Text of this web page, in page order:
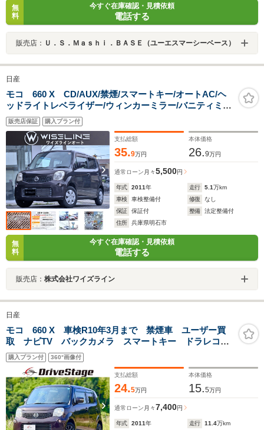
無
料
今すぐ在庫確認・見積依頼
電話する
販売店： Ｕ．Ｓ．Ｍａｓｈｉ．ＢＡＳＥ（ユーエスマーシーベース）
日産
モコ 660 X CD/AUX/禁煙/スマートキー/オートAC/ヘ
ッドライトレベライザー/ウィンカーミラー/バニティミラ
ー/シートリフター/助手席アンダーボックス/ベンチシート
販売店保証 購入プラン付
支払総額
35.9万円
本体価格
26.9万円
通常ローン 月々5,500円
年式 2011年 走行 5.1万km
車検
車検整備付 修復
なし
保証
保証付 整備
法定整備付
住所
兵庫県明石市
無
料
今すぐ在庫確認・見積依頼
電話する
販売店： 株式会社ワイズライン
日産
モコ 660 X 車検R10年3月まで 禁煙車 ユーザー買
取 ナビTV バックカメラ スマートキー ドラレコ
ETC Bluetooth DVD ベンチシート シートリフタ
ー 社外アルミ ウインカーミラー Pスタート 法定点
検整備付き
購入プラン付 360°画像付
支払総額
24.5万円
本体価格
15.5万円
通常ローン 月々7,400円
年式 2011年 走行 11.4万km